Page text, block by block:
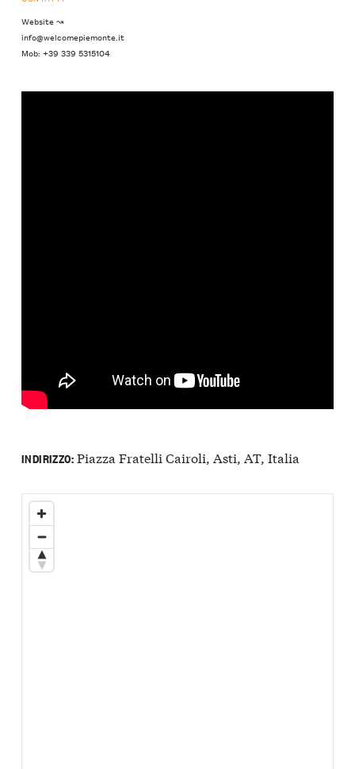
Website ↝
info@welcomepiemonte.it
Mob: +39 339 5315104
INDIRIZZO:Piazza Fratelli Cairoli, Asti, AT, Italia